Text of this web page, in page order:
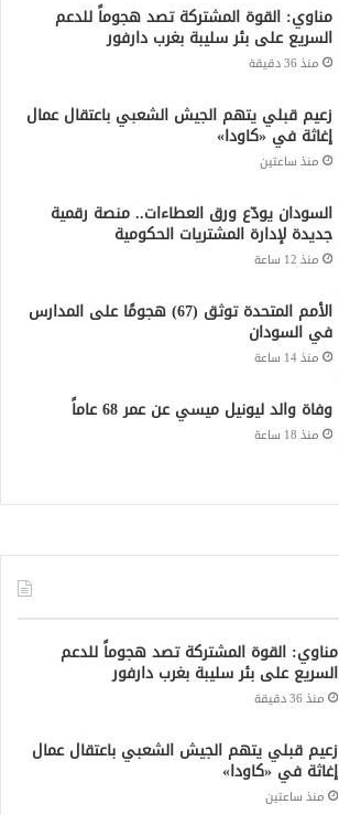
مناوي: القوة المشتركة تصد هجوماً للدعم
السريع على بئر سليبة بغرب دارفور
منذ 36 دقيقة
زعيم قبلي يتهم الجيش الشعبي باعتقال عمال
إغاثة في «كاودا»
منذ ساعتين
السودان يودّع ورق العطاءات.. منصة رقمية
جديدة لإدارة المشتريات الحكومية
منذ 12 ساعة
الأمم المتحدة توثق (67) هجومًا على المدارس
في السودان
منذ 14 ساعة
وفاة والد ليونيل ميسي عن عمر 68 عاماً
منذ 18 ساعة
مناوي: القوة المشتركة تصد هجوماً للدعم
السريع على بئر سليبة بغرب دارفور
منذ 36 دقيقة
زعيم قبلي يتهم الجيش الشعبي باعتقال عمال
إغاثة في «كاودا»
منذ ساعتين